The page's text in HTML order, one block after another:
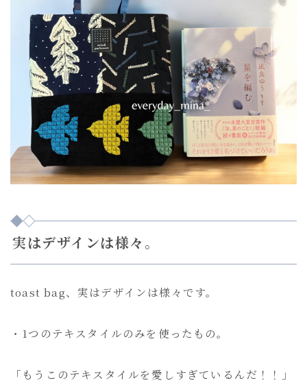
実はデザインは様々。
toast bag、実はデザインは様々です。
・1つのテキスタイルのみを使ったもの。
「もうこのテキスタイルを愛しすぎているんだ！！」